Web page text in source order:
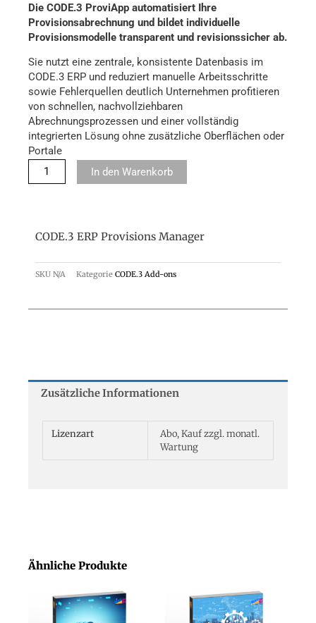
Die CODE.3 ProviApp automatisiert Ihre
Provisionsabrechnung und bildet individuelle
Provisionsmodelle transparent und revisionssicher ab.
Sie nutzt eine zentrale, konsistente Datenbasis im
CODE.3 ERP und reduziert manuelle Arbeitsschritte
sowie Fehlerquellen deutlich Unternehmen profitieren
von schnellen, nachvollziehbaren
Abrechnungsprozessen und einer vollständig
integrierten Lösung ohne zusätzliche Oberflächen oder
Portale
In den Warenkorb
Ähnliche Produkte
CODE.3 ERP Provisions Manager
SKU N/A Kategorie CODE.3 Add-ons
Zusätzliche Informationen
Lizenzart
Abo, Kauf zzgl. monatl.
Wartung